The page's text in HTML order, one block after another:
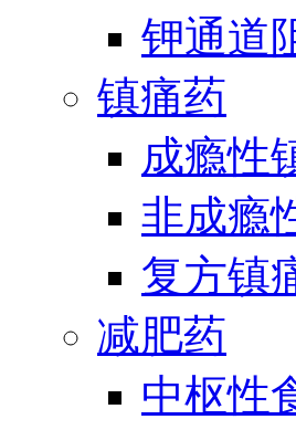
钾通道
镇痛药
成瘾性
非成瘾
复方镇
减肥药
中枢性